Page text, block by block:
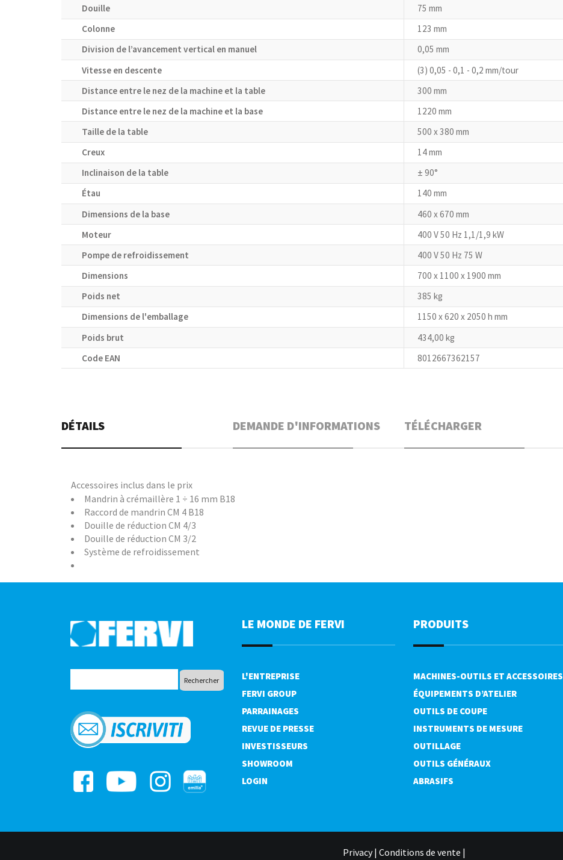
Douille
75 mm
Colonne
123 mm
Division de l’avancement vertical en manuel
0,05 mm
Vitesse en descente
(3) 0,05 - 0,1 - 0,2 mm/tour
Distance entre le nez de la machine et la table
300 mm
Distance entre le nez de la machine et la base
1220 mm
Taille de la table
500 x 380 mm
Creux
14 mm
Inclinaison de la table
± 90°
Étau
140 mm
Dimensions de la base
460 x 670 mm
Moteur
400 V 50 Hz 1,1/1,9 kW
Pompe de refroidissement
400 V 50 Hz 75 W
Dimensions
700 x 1100 x 1900 mm
Poids net
385 kg
Dimensions de l'emballage
1150 x 620 x 2050 h mm
Poids brut
434,00 kg
Code EAN
8012667362157
DÉTAILS DEMANDE D'INFORMATIONS TÉLÉCHARGER
Accessoires inclus dans le prix
Mandrin à crémaillère 1 ÷ 16 mm B18
Raccord de mandrin CM 4 B18
Douille de réduction CM 4/3
Douille de réduction CM 3/2
Système de refroidissement
LE MONDE DE FERVI
L'ENTREPRISE
FERVI GROUP
PARRAINAGES
REVUE DE PRESSE
INVESTISSEURS
SHOWROOM
LOGIN
PRODUITS
MACHINES-OUTILS ET ACCESSOIRES
ÉQUIPEMENTS D’ATELIER
OUTILS DE COUPE
INSTRUMENTS DE MESURE
OUTILLAGE
OUTILS GÉNÉRAUX
ABRASIFS
Privacy| Conditions de vente |